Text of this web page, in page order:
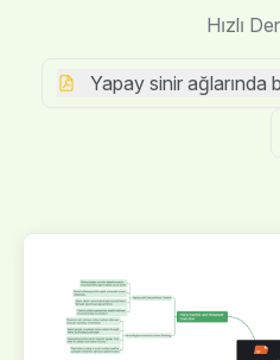
Hızlı
Yapay sinir ağlarında